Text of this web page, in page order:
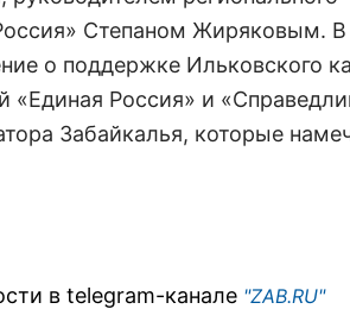
Степаном Жиряковым.
о поддержке Ильковского
«Единая Россия» и
Забайкалья, которые
в telegram-канале "ZAB.RU"